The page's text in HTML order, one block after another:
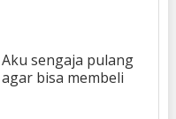
sengaja pulang
bisa membeli